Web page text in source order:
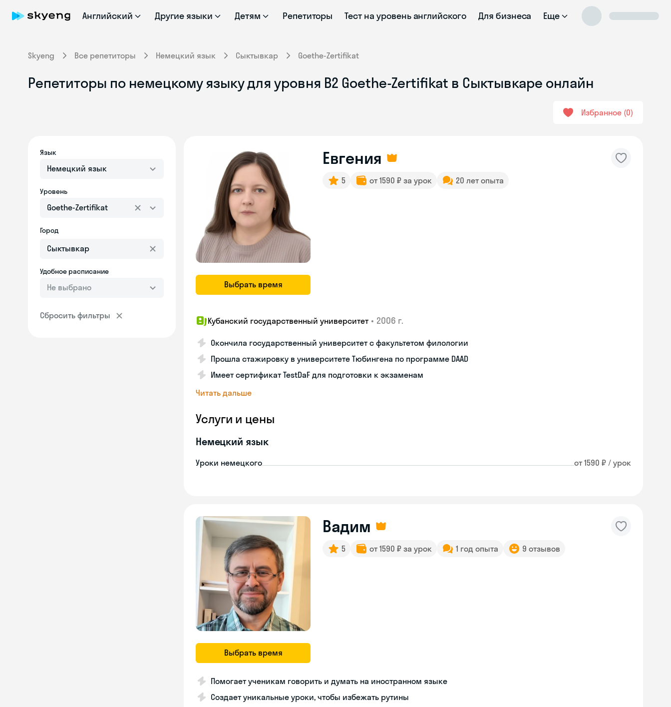
Английский Другие языки Детям Репетиторы Тест на уровень английского Для бизнеса Еще
Skyeng Все репетиторы Немецкий язык Сыктывкар Goethe-Zertifikat
Репетиторы по немецкому языку для уровня B2 Goethe-Zertifikat в Сыктывкаре онлайн
Избранное 0
Язык
Немецкий язык
Уровень
Goethe-Zertifikat
Город
Удобное расписание
Не выбрано
Сбросить фильтры
Выбрать время
Евгения
5 от 1590 ₽ за урок 20 лет опыта
Кубанский государственный университет • 2006 г.
Окончила государственный университет с факультетом филологии
Прошла стажировку в университете Тюбингена по программе DAAD
Имеет сертификат TestDaF для подготовки к экзаменам
Читать дальше
Услуги и цены
Немецкий язык
Уроки немецкого от 1590 ₽ / урок
Выбрать время
Вадим
5 от 1590 ₽ за урок 1 год опыта 9 отзывов
Помогает ученикам говорить и думать на иностранном языке
Создает уникальные уроки, чтобы избежать рутины